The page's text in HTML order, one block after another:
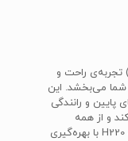
سیستم الکترونیکی توزیع نیرو‌ی ترمز (EPS) تجربه‌ی راحت و
شما می‌بخشد. این
و رانندگی
و از همه
مهم‌تر بنا بر ادعای سایت اصلی این کمپانی، H220 با بهره‌گیری